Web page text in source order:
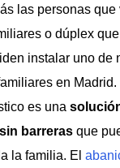
las personas que
o dúplex
instalar uno de
en Madrid.
es una
barrerasque
la familia. El